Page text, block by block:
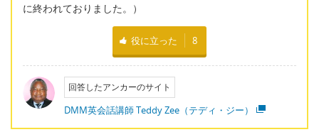
に終われておりました。）
役に立った 8
回答したアンカーのサイト
DMM英会話講師 Teddy Zee（テディ・ジー）